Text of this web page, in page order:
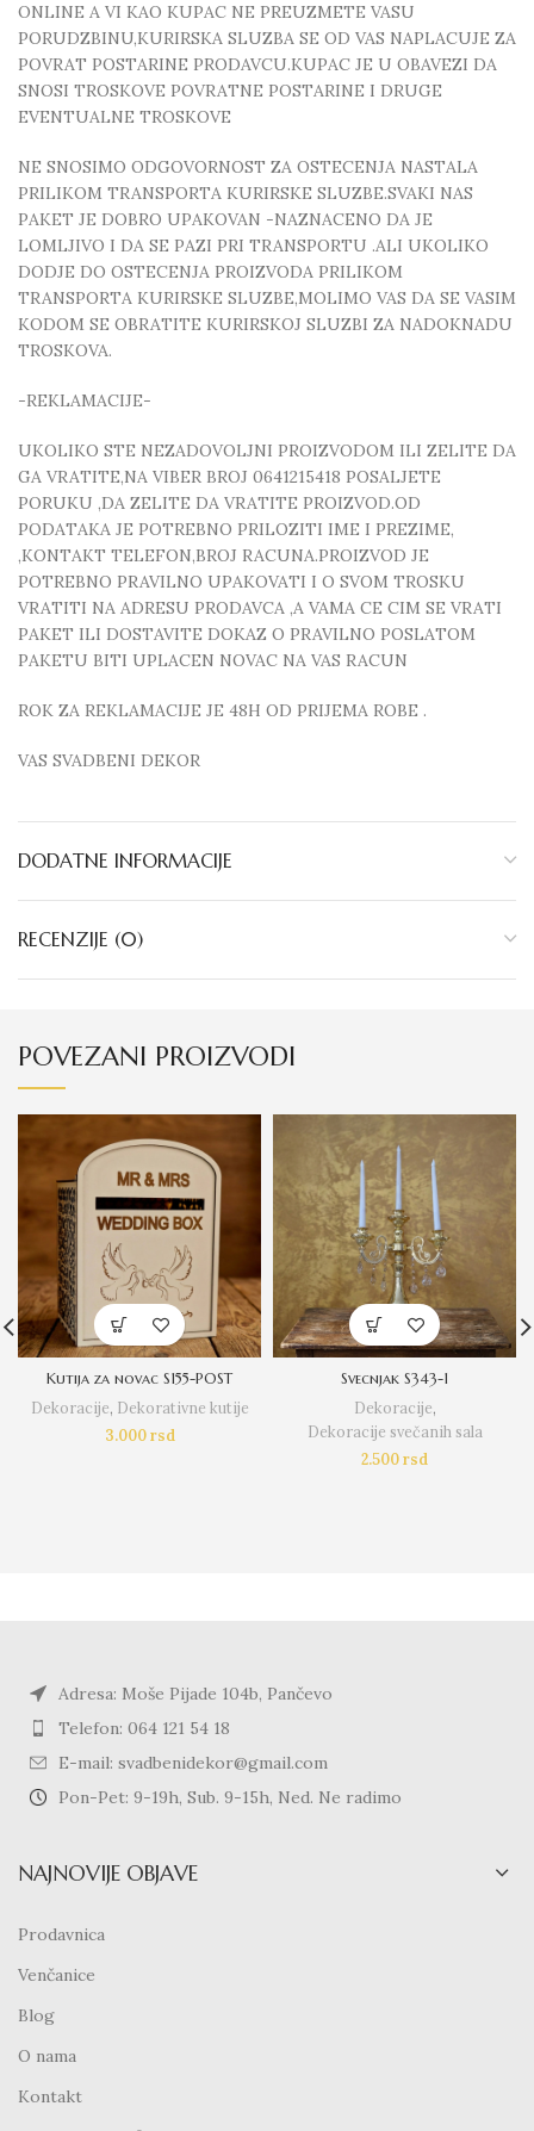
ONLINE A VI KAO KUPAC NE PREUZMETE VASU
PORUDZBINU,KURIRSKA SLUZBA SE OD VAS NAPLACUJE ZA
POVRAT POSTARINE PRODAVCU.KUPAC JE U OBAVEZI DA
SNOSI TROSKOVE POVRATNE POSTARINE I DRUGE
EVENTUALNE TROSKOVE
NE SNOSIMO ODGOVORNOST ZA OSTECENJA NASTALA
PRILIKOM TRANSPORTA KURIRSKE SLUZBE.SVAKI NAS
PAKET JE DOBRO UPAKOVAN -NAZNACENO DA JE
LOMLJIVO I DA SE PAZI PRI TRANSPORTU .ALI UKOLIKO
DODJE DO OSTECENJA PROIZVODA PRILIKOM
TRANSPORTA KURIRSKE SLUZBE,MOLIMO VAS DA SE VASIM
KODOM SE OBRATITE KURIRSKOJ SLUZBI ZA NADOKNADU
TROSKOVA.
-REKLAMACIJE-
UKOLIKO STE NEZADOVOLJNI PROIZVODOM ILI ZELITE DA
GA VRATITE,NA VIBER BROJ 0641215418 POSALJETE
PORUKU ,DA ZELITE DA VRATITE PROIZVOD.OD
PODATAKA JE POTREBNO PRILOZITI IME I PREZIME,
,KONTAKT TELEFON,BROJ RACUNA.PROIZVOD JE
POTREBNO PRAVILNO UPAKOVATI I O SVOM TROSKU
VRATITI NA ADRESU PRODAVCA ,A VAMA CE CIM SE VRATI
PAKET ILI DOSTAVITE DOKAZ O PRAVILNO POSLATOM
PAKETU BITI UPLACEN NOVAC NA VAS RACUN
ROK ZA REKLAMACIJE JE 48H OD PRIJEMA ROBE .
VAS SVADBENI DEKOR
DODATNE INFORMACIJE
RECENZIJE (0)
POVEZANI PROIZVODI
Kutija za novac S155-POST
Dekoracije, Dekorativne kutije
3.000rsd
Svecnjak S343-1
Dekoracije,
Dekoracije svečanih sala
2.500rsd
Adresa: Moše Pijade 104b, Pančevo
Telefon: 064 121 54 18
E-mail: svadbenidekor@gmail.com
Pon-Pet: 9-19h, Sub. 9-15h, Ned. Ne radimo
NAJNOVIJE OBJAVE
Prodavnica
Venčanice
Blog
O nama
Kontakt